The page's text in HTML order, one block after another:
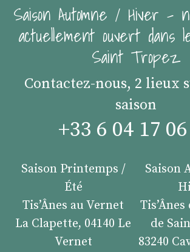
Saison Automne / Hiver -
actuellement ouvert dans
Saint Tropez
Contactez-nous, 2 lieux
saison
+33 6 04 17
Saison Printemps /
Été
Tis’Ânes au Vernet
La Clapette, 04140 Le
Vernet
Saison
de
83240